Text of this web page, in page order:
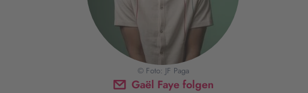
Gaël Faye folgen
© Foto: JF Paga